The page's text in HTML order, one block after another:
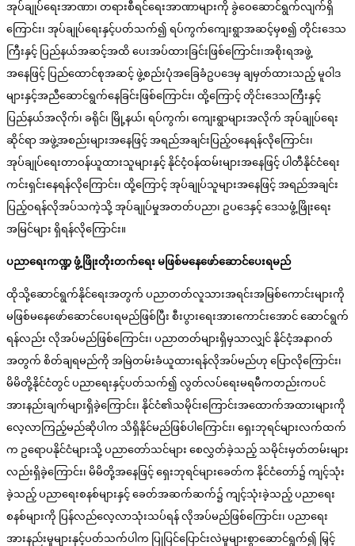
အုပ်ချုပ်ရေးအာဏာ၊ တရားစီရင်ရေးအာဏာများကို ခွဲဝေဆောင်ရွက်လျက်ရှိ
ကြောင်း၊ အုပ်ချုပ်ရေးနှင့်ပတ်သက်၍ ရပ်ကွက်ကျေးရွာအဆင့်မှစ၍ တိုင်းဒေသ
ကြီးနှင့် ပြည်နယ်အဆင့်အထိ ပေးအပ်ထားခြင်းဖြစ်ကြောင်း၊အစိုးရအဖွဲ့
အနေဖြင့် ပြည်ထောင်စုအဆင့် ဖွဲ့စည်းပုံအခြေခံဥပဒေမှ ချမှတ်ထားသည့် မူဝါဒ
များနှင့်အညီဆောင်ရွက်နေခြင်းဖြစ်ကြောင်း၊ ထို့ကြောင့် တိုင်းဒေသကြီးနှင့်
ပြည်နယ်အလိုက်၊ ခရိုင်၊ မြို့နယ်၊ ရပ်ကွက်၊ ကျေးရွာများအလိုက် အုပ်ချုပ်ရေး
ဆိုင်ရာ အဖွဲ့အစည်းများအနေဖြင့် အရည်အချင်းပြည့်ဝနေရန်လိုကြောင်း၊
အုပ်ချုပ်ရေးတာဝန်ယူထားသူများနှင့် နိုင်ငံ့ဝန်ထမ်းများအနေဖြင့် ပါတီနိုင်ငံရေး
ကင်းရှင်းနေရန်လိုကြောင်း၊ ထို့ကြောင့် အုပ်ချုပ်သူများအနေဖြင့် အရည်အချင်း
ပြည့်ဝရန်လိုအပ်သကဲ့သို့ အုပ်ချုပ်မှုအတတ်ပညာ၊ ဥပဒေနှင့် ဒေသဖွံ့ဖြိုးရေး
အမြင်များ ရှိရန်လိုကြောင်း။
ပညာရေးကဏ္ဍ ဖွံ့ဖြိုးတိုးတက်ရေး မဖြစ်မနေဖော်ဆောင်ပေးရမည်
ထိုသို့ဆောင်ရွက်နိုင်ရေးအတွက် ပညာတတ်လူသားအရင်းအမြစ်ကောင်းများကို
မဖြစ်မနေဖော်ဆောင်ပေးရမည်ဖြစ်ပြီး စီးပွားရေးအားကောင်းအောင် ဆောင်ရွက်
ရန်လည်း လိုအပ်မည်ဖြစ်ကြောင်း၊ ပညာတတ်များရှိမှသာလျှင် နိုင်ငံ့အနာဂတ်
အတွက် စိတ်ချရမည်ကို အမြဲတမ်းခံယူထားရန်လိုအပ်မည်ဟု ပြောလိုကြောင်း၊
မိမိတို့နိုင်ငံတွင် ပညာရေးနှင့်ပတ်သက်၍ လွတ်လပ်ရေးမရမီကတည်းကပင်
အားနည်းချက်များရှိခဲ့ကြောင်း၊ နိုင်ငံ၏သမိုင်းကြောင်းအထောက်အထားများကို
လေ့လာကြည့်မည်ဆိုပါက သိရှိနိုင်မည်ဖြစ်ပါကြောင်း၊ ရှေးဘုရင်များလက်ထက်
က ဥရောပနိုင်ငံများသို့ ပညာတော်သင်များ စေလွှတ်ခဲ့သည့် သမိုင်းမှတ်တမ်းများ
လည်းရှိခဲ့ကြောင်း၊ မိမိတို့အနေဖြင့် ရှေးဘုရင်များခေတ်က နိုင်ငံတော်၌ ကျင့်သုံး
ခဲ့သည့် ပညာရေးစနစ်များနှင့် ခေတ်အဆက်ဆက်၌ ကျင့်သုံးခဲ့သည့် ပညာရေး
စနစ်များကို ပြန်လည်လေ့လာသုံးသပ်ရန် လိုအပ်မည်ဖြစ်ကြောင်း၊ ပညာရေး
အားနည်းမှုများနှင့်ပတ်သက်ပါက ပြုပြင်ပြောင်းလဲမှုများစွာဆောင်ရွက်၍ မြှင့်